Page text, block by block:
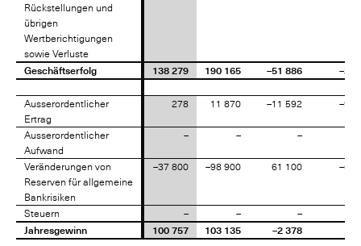
Rückstellungen und
übrigen
Wertberichtigungen
sowie Verluste
Geschäftserfolg 138 279 190 165 –51 886
Ausserordentlicher
Ertrag
278 11 870 –11 592
Ausserordentlicher
Aufwand
– – –
Veränderungen von
Reserven für allgemeine
Bankrisiken
–37 800 –98 900 61 100
Steuern – – –
Jahresgewinn
100 757 103 135 –2 378
Rückstellungen und
übrigen
Wertberichtigungen
sowie Verluste
Geschäftserfolg
Ausserordentlicher
Ertrag
Ausserordentlicher
Aufwand
Veränderungen von
Reserven für allgemeine
Bankrisiken
Steuern
Jahresgewinn